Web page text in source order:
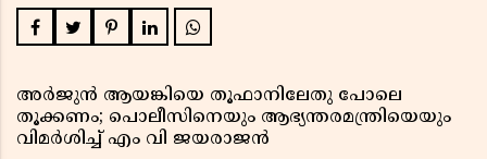
അർജുൻ ആയങ്കിയെ തൂഫാനിലേതു പോലെ
തൂക്കണം; പൊലീസിനെയും ആഭ്യന്തരമന്ത്രിയെയും
വിമർശിച്ച് എം വി ജയരാജൻ